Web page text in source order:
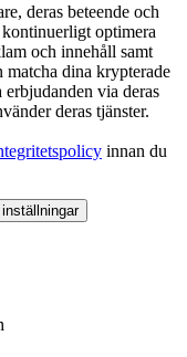
deras beteende och
optimera
och innehåll samt
matcha dina krypterade
via deras
deras tjänster.
innan du